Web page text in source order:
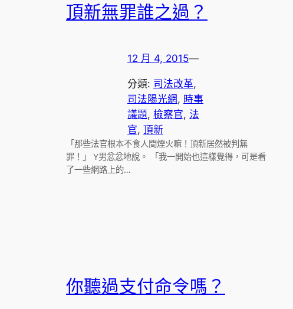
頂新無罪誰之過？
12 月 4, 2015—
分類: 司法改革
司法陽光網, 時事
議題, 檢察官, 法
官, 頂新
「那些法官根本不食人間煙火嘛！頂新居然被判無
罪！」 Y男忿忿地說。 「我一開始也這樣覺得，可是看
了一些網路上的…
你聽過支付命令嗎？